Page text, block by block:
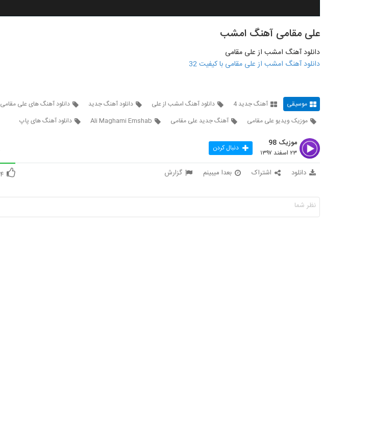
علی مقامی آهنگ امشب
دانلود آهنگ امشب از علی مقامی
دانلود آهنگ امشب از علی مقامی با کیفیت 32
موسیقی آهنگ جدید 4 دانلود آهنگ امشب از علی دانلود آهنگ جدید
دانلود آهنگ های علی مقامی
موزیک ویدیو علی مقامی
آهنگ جدید علی مقامی Ali Maghami Emshab دانلود آهنگ های پاپ
موزیک 98
۲۳ اسفند ۱۳۹۷ دنبال کردن
دانلود اشتراک بعدا میبینم گزارش ۴